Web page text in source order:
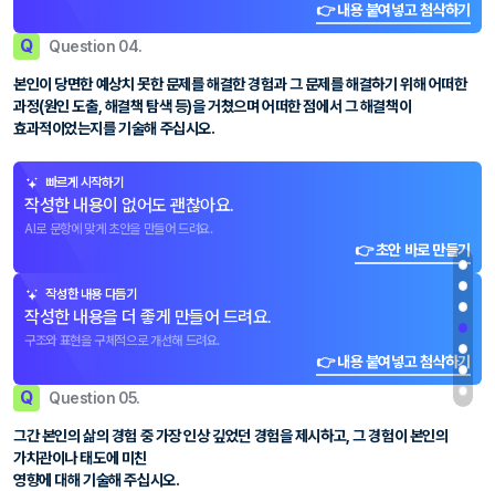
👉 내용 붙여넣고 첨삭하기
Q Question 04.
본인이 당면한 예상치 못한 문제를 해결한 경험과 그 문제를 해결하기 위해 어떠한
과정(원인 도출, 해결책 탐색 등)을 거쳤으며 어떠한 점에서 그 해결책이
효과적이었는지를 기술해 주십시오.
빠르게 시작하기
작성한 내용이 없어도 괜찮아요.
AI로 문항에 맞게 초안을 만들어 드려요.
👉 초안 바로 만들기
작성한 내용 다듬기
작성한 내용을 더 좋게 만들어 드려요.
구조와 표현을 구체적으로 개선해 드려요.
👉 내용 붙여넣고 첨삭하기
Q Question 05.
그간 본인의 삶의 경험 중 가장 인상 깊었던 경험을 제시하고, 그 경험이 본인의
가치관이나 태도에 미친
영향에 대해 기술해 주십시오.